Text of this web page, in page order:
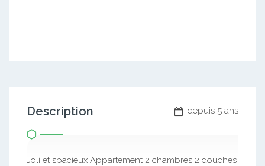
depuis 5 ans
Description
Joli et spacieux Appartement 2 chambres 2 douches